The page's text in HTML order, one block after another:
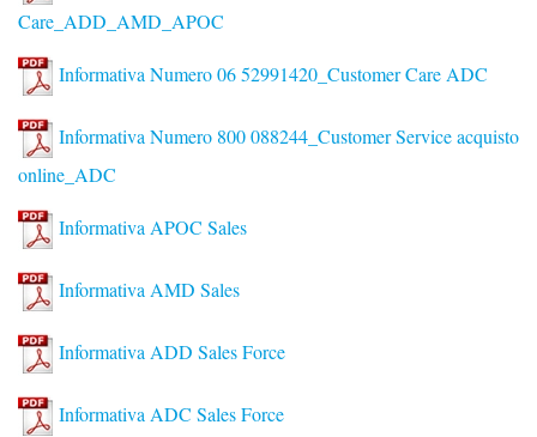
Care_ADD_AMD_APOC
Informativa Numero 06 52991420_Customer Care ADC
Informativa Numero 800 088244_Customer Service acquisto
online_ADC
Informativa APOC Sales
Informativa AMD Sales
Informativa ADD Sales Force
Informativa ADC Sales Force